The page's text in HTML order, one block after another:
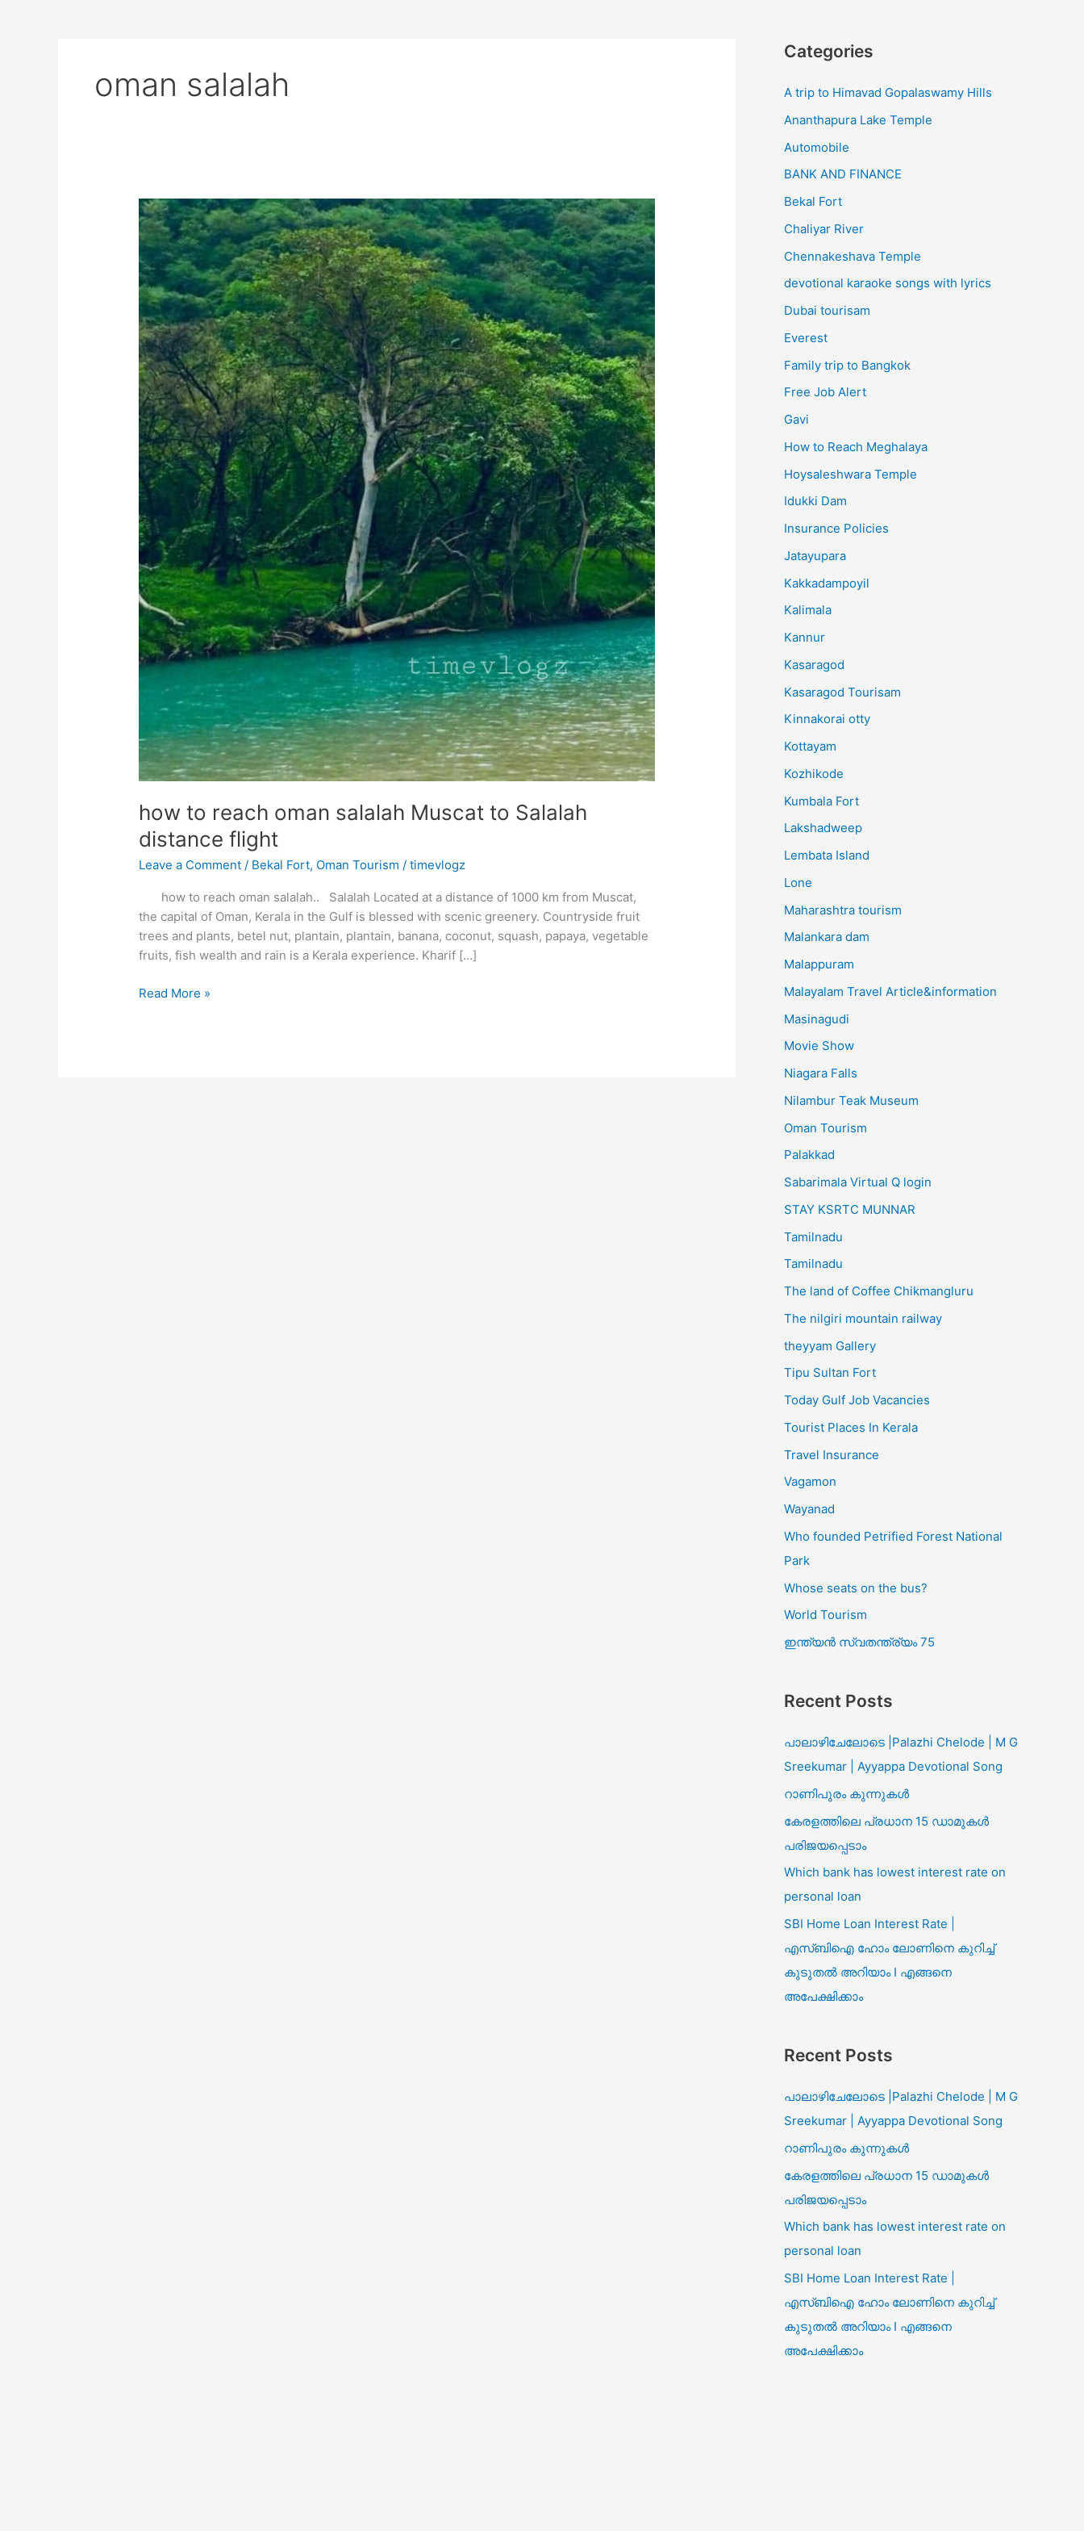
oman salalah
how to reach oman salalah Muscat to Salalah
distance flight
Leave a Comment / Bekal Fort, Oman Tourism /timevlogz
how to reach oman salalah.. Salalah Located at a distance of 1000 km from Muscat,
the capital of Oman, Kerala in the Gulf is blessed with scenic greenery. Countryside fruit
trees and plants, betel nut, plantain, plantain, banana, coconut, squash, papaya, vegetable
fruits, fish wealth and rain is a Kerala experience. Kharif […]
how
Read More »
Categories
A trip to Himavad Gopalaswamy Hills
Ananthapura Lake Temple
Automobile
BANK AND FINANCE
Bekal Fort
Chaliyar River
Chennakeshava Temple
devotional karaoke songs with lyrics
Dubai tourisam
Everest
Family trip to Bangkok
Free Job Alert
Gavi
How to Reach Meghalaya
Hoysaleshwara Temple
Idukki Dam
Insurance Policies
Jatayupara
Kakkadampoyil
Kalimala
Kannur
Kasaragod
Kasaragod Tourisam
Kinnakorai otty
Kottayam
Kozhikode
Kumbala Fort
Lakshadweep
Lembata Island
Lone
Maharashtra tourism
Malankara dam
Malappuram
Malayalam Travel Article&information
Masinagudi
Movie Show
Niagara Falls
Nilambur Teak Museum
Oman Tourism
Palakkad
Sabarimala Virtual Q login
STAY KSRTC MUNNAR
Tamilnadu
Tamilnadu
The land of Coffee Chikmangluru
The nilgiri mountain railway
theyyam Gallery
Tipu Sultan Fort
Today Gulf Job Vacancies
Tourist Places In Kerala
Travel Insurance
Vagamon
Wayanad
Who founded Petrified Forest National
Park
Whose seats on the bus?
World Tourism
ഇന്ത്യൻ സ്വതന്ത്ര്യം 75
Recent Posts
പാലാഴിചേലോടെ |Palazhi Chelode | M G
Sreekumar | Ayyappa Devotional Song
റാണിപുരം കുന്നുകൾ
കേരളത്തിലെ പ്രധാന 15 ഡാമുകൾ
പരിജയപ്പെടാം
Which bank has lowest interest rate on
personal loan
SBI Home Loan Interest Rate |
എസ്ബിഐ ഹോം ലോണിനെ കുറിച്ച്
കുടുതൽ അറിയാം I എങ്ങനെ
അപേക്ഷിക്കാം
Recent Posts
പാലാഴിചേലോടെ |Palazhi Chelode | M G
Sreekumar | Ayyappa Devotional Song
റാണിപുരം കുന്നുകൾ
കേരളത്തിലെ പ്രധാന 15 ഡാമുകൾ
പരിജയപ്പെടാം
Which bank has lowest interest rate on
personal loan
SBI Home Loan Interest Rate |
എസ്ബിഐ ഹോം ലോണിനെ കുറിച്ച്
കുടുതൽ അറിയാം I എങ്ങനെ
അപേക്ഷിക്കാം